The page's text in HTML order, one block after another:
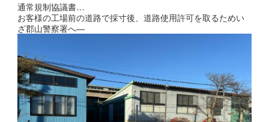
通常規制協議書…
お客様の工場前の道路で採寸後、道路使用許可を取るためい
ざ郡山警察署へ—